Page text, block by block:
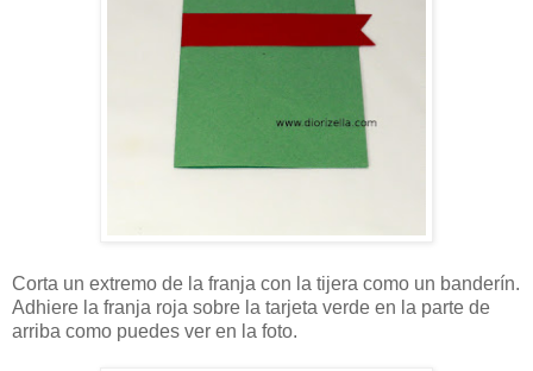
Corta un extremo de la franja con la tijera como un banderín.
Adhiere la franja roja sobre la tarjeta verde en la parte de
arriba como puedes ver en la foto.